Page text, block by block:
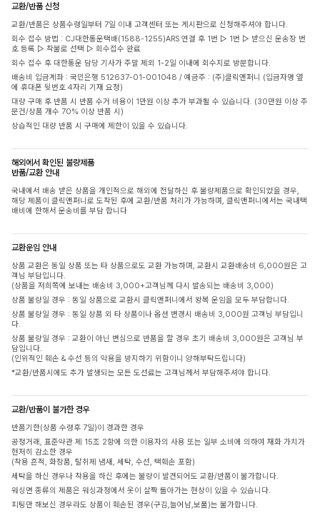
교환/반품 신청
교환/반품은 상품수령일부터 7일 이내 고객센터 또는 게시판으로 신청해주셔야 합니다.
회수 접수 방법 : CJ대한통운택배(1588-1255)ARS 연결 후 1번 ▷ 1번 ▷ 받으신 운송장 번
호 등록 ▷ 착불로 선택 ▷ 회수접수 완료
회수 접수 후 대한통운 담당 기사가 주말 제외 1-2일 이내에 회수지로 방문합니다.
배송비 입금계좌 : 국민은행 512637-01-001048 / 예금주 : (주)클릭앤퍼니 (입금자명 옆
에 휴대폰 뒷번호 4자리 기재 요청)
대량 구매 후 반품 시 반품 수거 비용이 1만원 이상 추가 부과될 수 있습니다. (30만원 이상 주
문건/상품 개수 70% 이상 반품 시)
상습적인 대량 반품 시 구매에 제한이 있을 수 있습니다.
해외에서 확인된 불량제품
반품/교환 안내
국내에서 배송 받은 상품을 개인적으로 해외에 전달하신 후 불량제품으로 확인되었을 경우,
해당 제품이 클릭앤퍼니로 도착된 후에 교환/반품 처리가 가능하며, 클릭앤퍼니에서는 국내택
배비에 한해서 운송비를 부담 합니다
교환운임 안내
상품 교환은 동일 상품 또는 타 상품으로도 교환 가능하며, 교환시 교환배송비 6,000원은 고
객님 부담입니다.
(상품을 저희쪽에 보내는 배송비 3,000+고객님께 다시 발송되는 배송비 3,000)
상품 불량일 경우 : 동일 상품으로 교환시 클릭앤퍼니에서 왕복 운임을 모두 부담합니다.
상품 불량일 경우 : 동일 상품 외 타 상품이나 옵션 변경시 배송비 3,000원 고객님 부담입니
다.
상품 불량일 경우 : 교환이 아닌 변심으로 반품을 할 경우 초기 배송비 3,000원은 고객님 부
담입니다.
(인위적인 훼손 & 수선 등의 악용을 방지하기 위함이니 양해부탁드립니다)
*교환/반품시에도 추가 발생되는 모든 도선료는 고객님께서 부담해주셔야 합니다.
교환/반품이 불가한 경우
반품기한(상품 수령후 7일)이 경과한 경우
공정거래, 표준약관 제 15조 2항에 의한 이용자의 사용 또는 일부 소비에 의하여 재화 가치가
현저히 감소한 경우
(착용 흔적, 화장품, 탈취제 냄새, 세탁, 수선, 택훼손 포함)
세탁을 하신 경우나 착용을 하신 후에는 불량이 발견되어도 교환/반품이 불가합니다.
워싱면 종류의 제품은 워싱과정에서 옷이 살짝 돌아가는 현상이 있을 수 있습니다.
피팅만 해보신 경우라도 상품이 훼손된 경우(구김,늘어남,보풀)는 불가합니다.